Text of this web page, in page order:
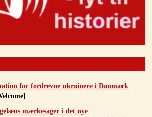
for fordrevne ukrainere i Danmark
mærkesager i det nye